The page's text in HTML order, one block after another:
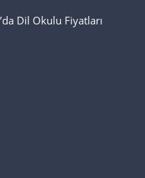
Dil Okulu Fiyatları